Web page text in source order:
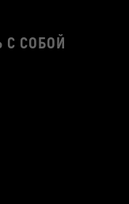
С СОБОЙ